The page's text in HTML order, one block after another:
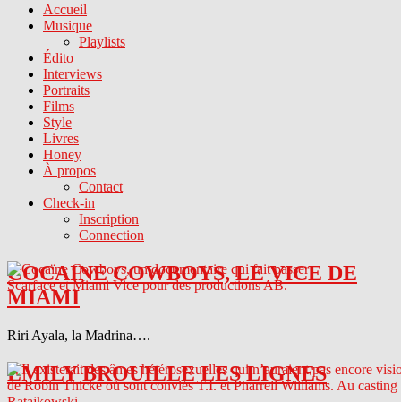
Accueil
Musique
Playlists
Édito
Interviews
Portraits
Films
Style
Livres
Honey
À propos
Contact
Check-in
Inscription
Connection
COCAINE COWBOYS, LE VICE DE
MIAMI
Riri Ayala, la Madrina….
EMILY BROUILLE LES LIGNES